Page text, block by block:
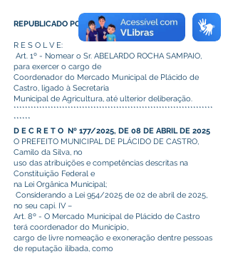
REPUBLICADO POR INCORREÇÃO
R E S O L V E:
Art. 1º - Nomear o Sr. ABELARDO ROCHA SAMPAIO,
para exercer o cargo de
Coordenador do Mercado Municipal de Plácido de
Castro, ligado à Secretaria
Municipal de Agricultura, até ulterior deliberação.
**********************************************************************
******
D E C R E T O Nº 177/2025, DE 08 DE ABRIL DE 2025
O PREFEITO MUNICIPAL DE PLÁCIDO DE CASTRO,
Camilo da Silva, no
uso das atribuições e competências descritas na
Constituição Federal e
na Lei Orgânica Municipal;
Considerando a Lei 954/2025 de 02 de abril de 2025,
no seu capi. IV –
Art. 8º - O Mercado Municipal de Plácido de Castro
terá coordenador do Município,
cargo de livre nomeação e exoneração dentre pessoas
de reputação ilibada, como